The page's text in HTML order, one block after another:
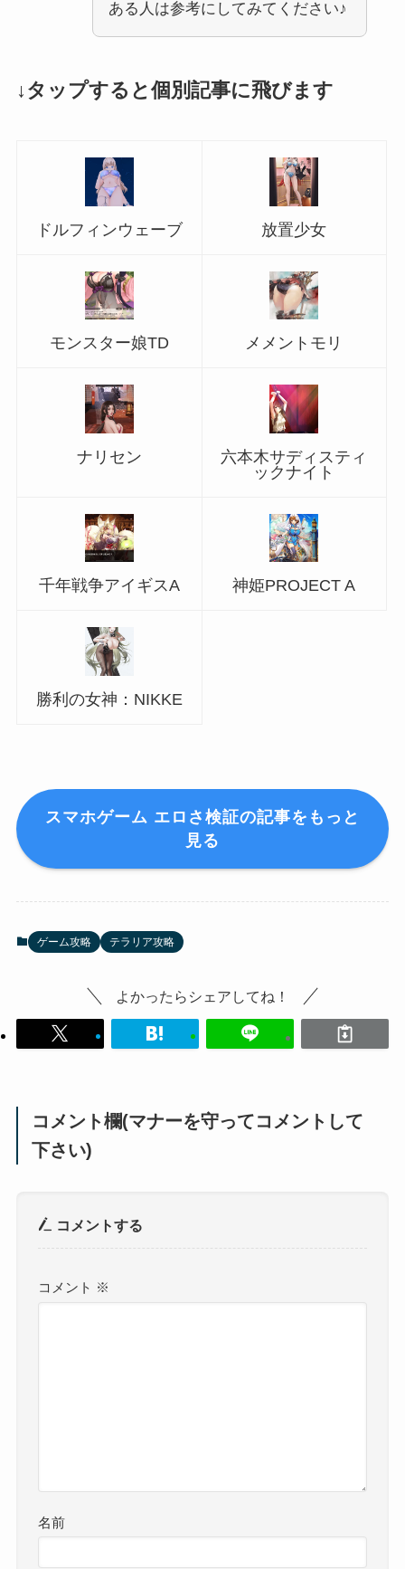
ある人は参考にしてみてください♪
↓タップすると個別記事に飛びます
ドルフィンウェーブ 放置少女
モンスター娘TD メメントモリ
ナリセン
六本木サディスティ
ックナイト
千年戦争アイギスA 神姫PROJECT A
勝利の女神：NIKKE
スマホゲーム エロさ検証の記事をもっと
見る
ゲーム攻略 テラリア攻略
よかったらシェアしてね！
コメント欄(マナーを守ってコメントして
下さい)
コメントする
コメント ※
名前